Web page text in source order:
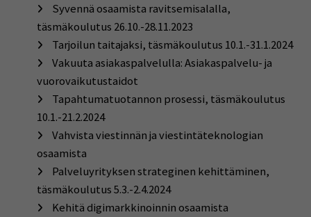
Syvennä osaamista ravitsemisalalla,
täsmäkoulutus 26.10.-28.11.2023
Tarjoilun taitajaksi, täsmäkoulutus 10.1.-31.1.2024
Vakuuta asiakaspalvelulla: Asiakaspalvelu- ja
vuorovaikutustaidot
Tapahtumatuotannon prosessi, täsmäkoulutus
10.1.-21.2.2024
Vahvista viestinnän ja viestintäteknologian
osaamista
Palveluyrityksen strateginen kehittäminen,
täsmäkoulutus 5.3.-2.4.2024
Kehitä digimarkkinoinnin osaamista